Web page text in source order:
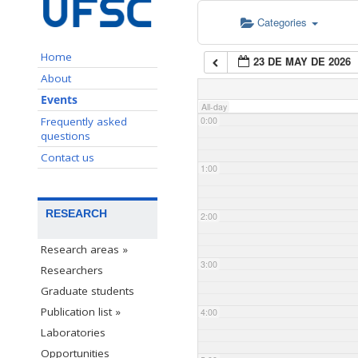
Home
About
Events
Frequently asked
questions
Contact us
RESEARCH
Research areas »
Researchers
Graduate students
Publication list »
Laboratories
Opportunities
Categories
23 DE MAY DE 2026
All-day
0:00
1:00
2:00
3:00
4:00